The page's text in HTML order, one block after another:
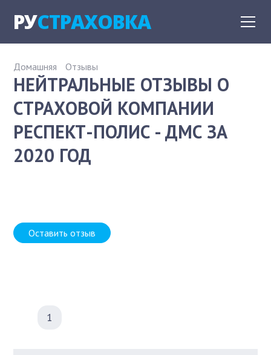
РУСТРАХОВКА
Домашняя Отзывы
НЕЙТРАЛЬНЫЕ ОТЗЫВЫ О
СТРАХОВОЙ КОМПАНИИ
РЕСПЕКТ-ПОЛИС - ДМС ЗА
2020 ГОД
Оставить отзыв
1